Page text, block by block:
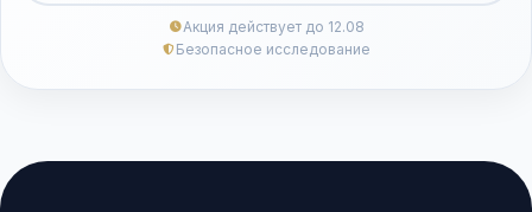
Акция действует до 12.08
Безопасное исследование